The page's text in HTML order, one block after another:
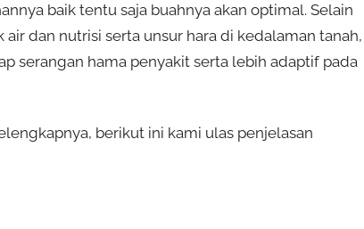
baik tentu saja buahnya akan optimal. Selain
dan nutrisi serta unsur hara di kedalaman tanah,
serangan hama penyakit serta lebih adaptif pada
berikut ini kami ulas penjelasan